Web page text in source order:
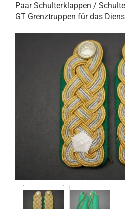
Paar Schulterklappen /
GT Grenztruppen für das